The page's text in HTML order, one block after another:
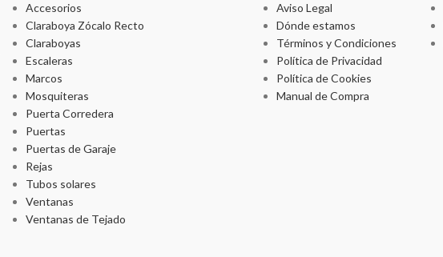
Accesorios
Claraboya Zócalo Recto
Claraboyas
Escaleras
Marcos
Mosquiteras
Puerta Corredera
Puertas
Puertas de Garaje
Rejas
Tubos solares
Ventanas
Ventanas de Tejado
Aviso Legal
Dónde estamos
Términos y Condiciones
Política de Privacidad
Política de Cookies
Manual de Compra